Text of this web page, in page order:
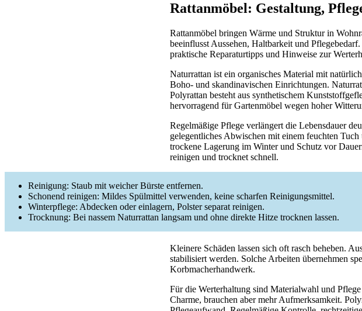
Rattanmöbel: Gestaltung,
Rattanmöbel bringen Wärme und Struktur in
beeinflusst Aussehen, Haltbarkeit und
praktische Reparaturtipps und Hinweise zur
Naturrattan ist ein organisches Material mit
Boho- und skandinavischen Einrichtungen.
Polyrattan besteht aus synthetischem
hervorragend für Gartenmöbel wegen hoher
Regelmäßige Pflege verlängert die Lebensdauer
gelegentliches Abwischen mit einem feuchten
trockene Lagerung im Winter und Schutz vor
reinigen und trocknet schnell.
Reinigung: Staub mit weicher Bürste entfernen.
Schonend reinigen: Mildes Spülmittel verwenden, keine scharfen Reinigungsmittel.
Winterpflege: Abdecken oder einlagern, Polster separat reinigen.
Trocknung: Bei nassem Naturrattan langsam und ohne direkte Hitze trocknen lassen.
Kleinere Schäden lassen sich oft rasch beheben.
stabilisiert werden. Solche Arbeiten übernehmen
Korbmacherhandwerk.
Für die Werterhaltung sind Materialwahl und
Charme, brauchen aber mehr Aufmerksamkeit.